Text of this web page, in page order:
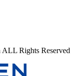
Rights Reserved